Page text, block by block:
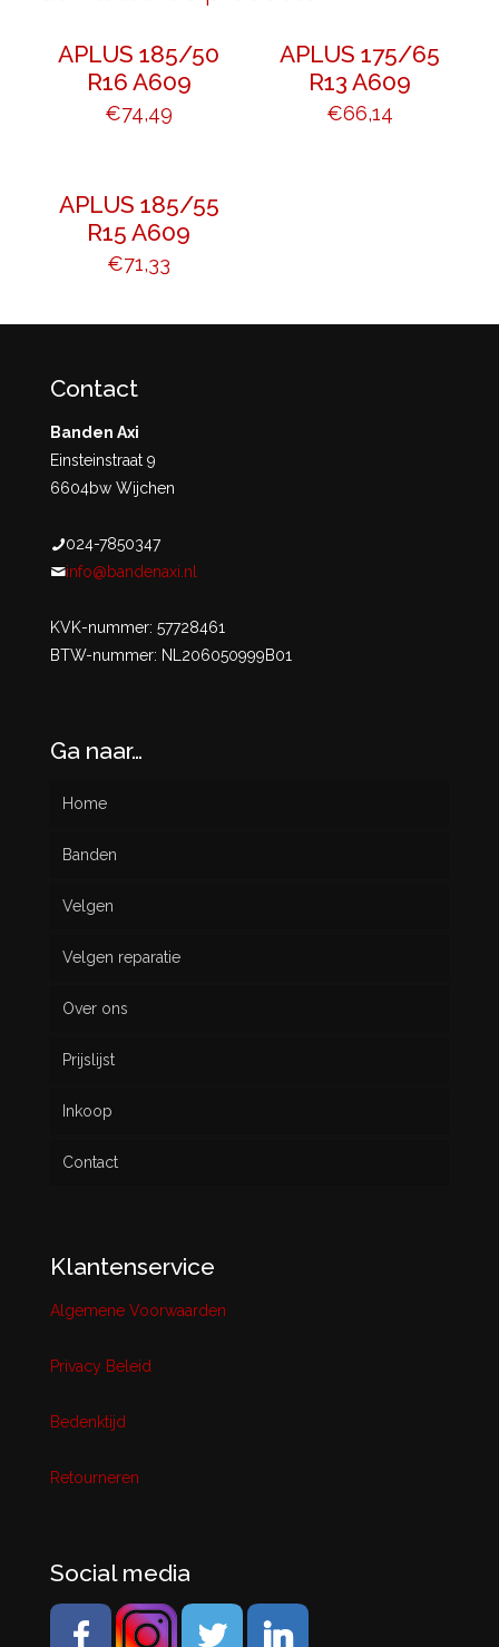
APLUS 185/50
R16 A609
€74,49
APLUS 175/65
R13 A609
€66,14
APLUS 185/55
R15 A609
€71,33
Contact
Banden Axi
Einsteinstraat 9
6604bw Wijchen
024-7850347
info@bandenaxi.nl
KVK-nummer: 57728461
BTW-nummer: NL206050999B01
Ga naar…
Home
Banden
Nieuw
Gebruikt
Velgen
Velgen reparatie
Over ons
Prijslijst
Inkoop
Contact
Klantenservice
Algemene Voorwaarden
Privacy Beleid
Bedenktijd
Retourneren
Social media